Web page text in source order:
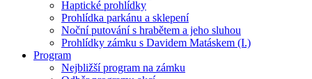
Haptické prohlídky
Prohlídka parkánu a sklepení
Noční putování s hrabětem a jeho sluhou
Prohlídky zámku s Davidem Matáskem (I.)
Program
Nejbližší program na zámku